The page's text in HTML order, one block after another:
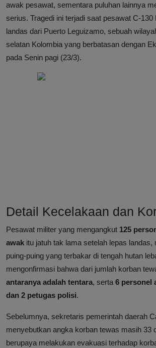
awak pesawat, sementara puluhan lainnya
serius. Tragedi ini terjadi saat pesawat C-130
landas dari Puerto Leguizamo, sebuah
selatan Kolombia yang berbatasan dengan
pada Senin pagi (23/3).
Detail Kecelakaan dan
Pesawat militer yang mengangkut 125
awak itu jatuh tak lama setelah lepas landas,
puing-puing yang terbakar di tengah hutan
mengonfirmasi bahwa dari jumlah korban
antaranya adalah tentara, serta 6 personel
dan 2 petugas polisi.
Sebelumnya, sekretaris pemerintah daerah
menyebutkan angka korban tewas masih 33
berupaya melakukan evakuasi terhadap